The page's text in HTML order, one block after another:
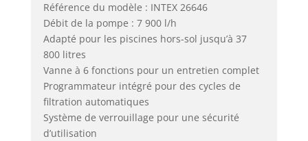
Référence du modèle : INTEX 26646
Débit de la pompe : 7 900 l/h
Adapté pour les piscines hors-sol jusqu’à 37
800 litres
Vanne à 6 fonctions pour un entretien complet
Programmateur intégré pour des cycles de
filtration automatiques
Système de verrouillage pour une sécurité
d’utilisation